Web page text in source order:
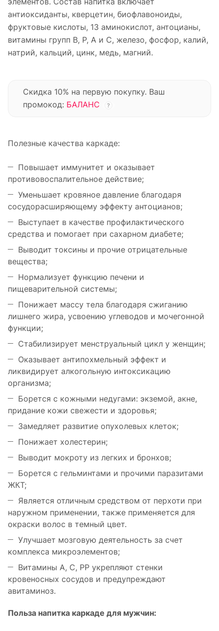
антиоксиданты, кверцетин, биофлавоноиды,
фруктовые кислоты, 13 аминокислот, антоцианы,
витамины групп B, P, A и C, железо, фосфор, калий,
натрий, кальций, цинк, медь, магний.
Скидка 10% на первую покупку. Ваш
промокод: БАЛАНС ?
Полезные качества каркаде:
Повышает иммунитет и оказывает
противовоспалительное действие;
Уменьшает кровяное давление благодаря
сосудорасширяющему эффекту антоцианов;
Выступает в качестве профилактического
средства и помогает при сахарном диабете;
Выводит токсины и прочие отрицательные
вещества;
Нормализует функцию печени и
пищеварительной системы;
Понижает массу тела благодаря сжиганию
лишнего жира, усвоению углеводов и мочегонной
функции;
Стабилизирует менструальный цикл у женщин;
Оказывает антипохмельный эффект и
ликвидирует алкогольную интоксикацию
организма;
Борется с кожными недугами: экземой, акне,
придание кожи свежести и здоровья;
Замедляет развитие опухолевых клеток;
Понижает холестерин;
Выводит мокроту из легких и бронхов;
Борется с гельминтами и прочими паразитами
ЖКТ;
Является отличным средством от перхоти при
наружном применении, также применяется для
окраски волос в темный цвет.
Улучшает мозговую деятельность за счет
комплекса микроэлементов;
Витамины A, C, PP укрепляют стенки
кровеносных сосудов и предупреждают
авитаминоз.
Польза напитка каркаде для мужчин: